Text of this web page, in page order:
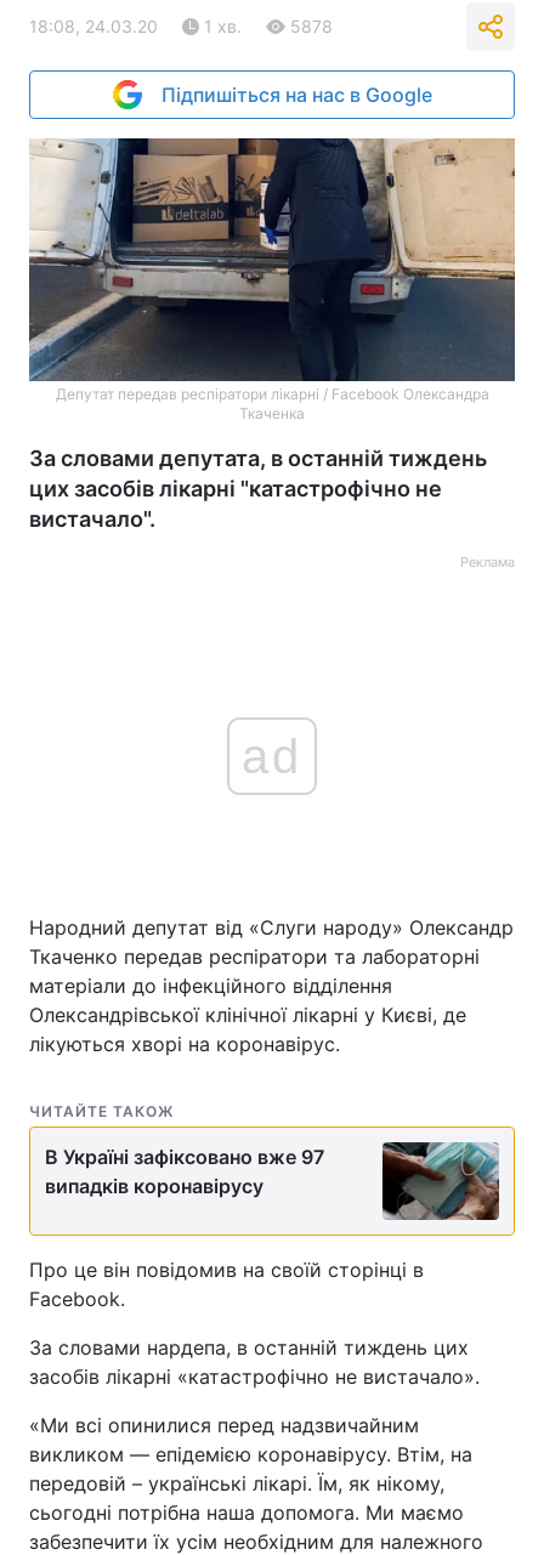
18:08, 24.03.20 1 хв. 5878
Підпишіться на нас в Google
Депутат передав респіратори лікарні / Facebook Олександра
Ткаченка
За словами депутата, в останній тиждень
цих засобів лікарні "катастрофічно не
вистачало".
Реклама
ad
Народний депутат від «Слуги народу» Олександр
Ткаченко передав респіратори та лабораторні
матеріали до інфекційного відділення
Олександрівської клінічної лікарні у Києві, де
лікуються хворі на коронавірус.
ЧИТАЙТЕ ТАКОЖ
В Україні зафіксовано вже 97
випадків коронавірусу
Про це він повідомив на своїй сторінці в
Facebook.
За словами нардепа, в останній тиждень цих
засобів лікарні «катастрофічно не вистачало».
«Ми всі опинилися перед надзвичайним
викликом — епідемією коронавірусу. Втім, на
передовій – українські лікарі. Їм, як нікому,
сьогодні потрібна наша допомога. Ми маємо
забезпечити їх усім необхідним для належного